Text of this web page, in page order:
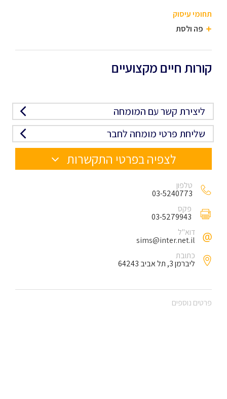
תחומי עיסוק
פה ולסת
קורות חיים מקצועיים
ליצירת קשר עם המומחה
שליחת פרטי מומחה לחבר
לצפיה בפרטי התקשרות
טלפון
03-5240773
פקס
03-5279943
דוא"ל
sims@inter.net.il
כתובת
ליברמן 3, תל אביב 64243
פרטים נוספים